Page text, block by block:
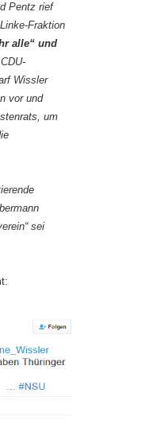
Pentz rief
Fraktion
alle“ und
Wissler
vor und
um
sei